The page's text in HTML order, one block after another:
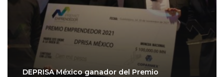
DEPRISA México ganador del Premio